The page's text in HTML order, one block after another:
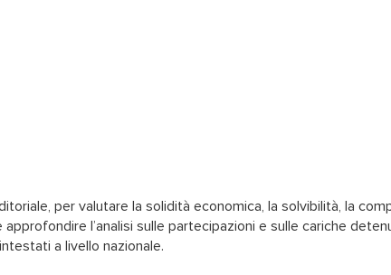
per valutare la solidità economica, la solvibilità, la
l’analisi sulle partecipazioni e sulle cariche
a livello nazionale.